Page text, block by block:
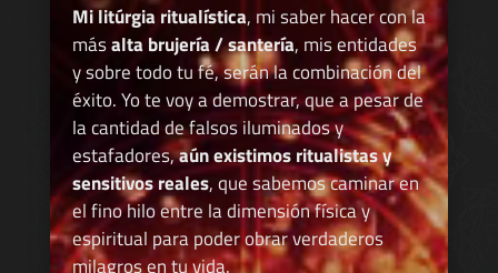
Mi litúrgia ritualística, mi saber hacer con la
másalta brujería / santería, mis entidades
y sobre todo tu fé, serán la combinación del
éxito. Yo te voy a demostrar, que a pesar de
la cantidad de falsos iluminados y
estafadores,aún existimos ritualistas y
sensitivos reales, que sabemos caminar en
el fino hilo entre la dimensión física y
espiritual para poder obrar verdaderos
milagros en tu vida.